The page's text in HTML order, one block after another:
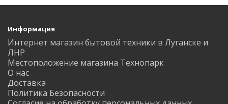
Информация
Интернет магазин бытовой техники в Луганске и
ЛНР
Местоположение магазина Технопарк
О нас
Доставка
Политика Безопасности